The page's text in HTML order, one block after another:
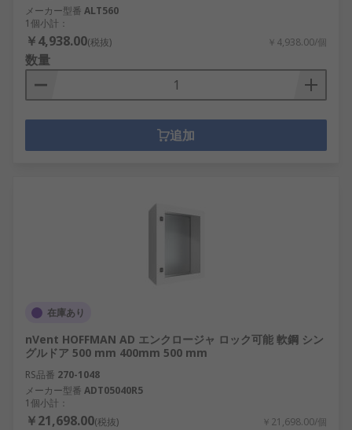
メーカー型番 ALT560
1個小計：
￥4,938.00(税抜) ￥4,938.00/個
数量
追加
在庫あり
nVent HOFFMAN AD エンクロージャ ロック可能 軟鋼 シン
グルドア 500 mm 400mm 500 mm
RS品番 270-1048
メーカー型番 ADT05040R5
1個小計：
￥21,698.00(税抜) ￥21,698.00/個